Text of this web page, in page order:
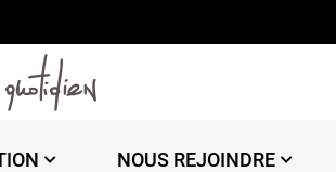
NOUS REJOINDRE